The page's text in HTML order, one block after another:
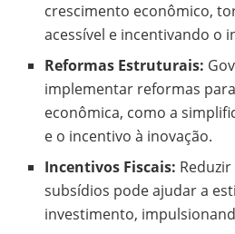
crescimento econômico,
acessível e incentivando o
Reformas Estruturais:
implementar reformas
econômica, como a
e o incentivo à inovação.
Incentivos Fiscais:
subsídios pode ajudar a
investimento,